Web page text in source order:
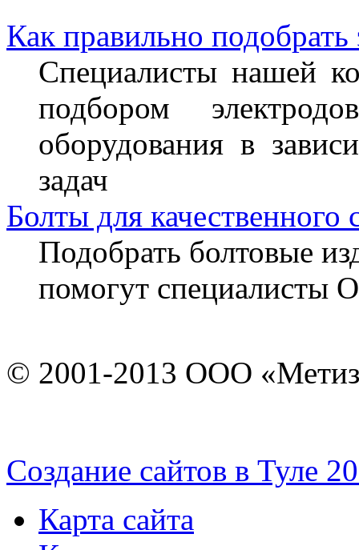
Как правильно подобрать
Специалисты нашей
подбором
оборудования в
задач
Болты для качественного
Подобрать болтовые
помогут
© 2001-2013 ООО
Cоздание сайтов в Туле
Карта сайта